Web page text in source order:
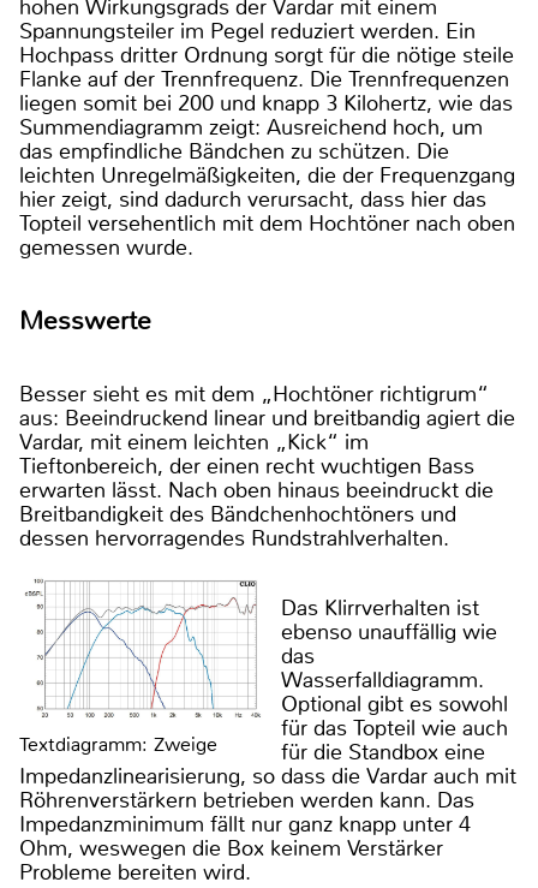
hohen Wirkungsgrads der Vardar mit einem
Spannungsteiler im Pegel reduziert werden. Ein
Hochpass dritter Ordnung sorgt für die nötige steile
Flanke auf der Trennfrequenz. Die Trennfrequenzen
liegen somit bei 200 und knapp 3 Kilohertz, wie das
Summendiagramm zeigt: Ausreichend hoch, um
das empfindliche Bändchen zu schützen. Die
leichten Unregelmäßigkeiten, die der Frequenzgang
hier zeigt, sind dadurch verursacht, dass hier das
Topteil versehentlich mit dem Hochtöner nach oben
gemessen wurde.
Messwerte
Besser sieht es mit dem „Hochtöner richtigrum“
aus: Beeindruckend linear und breitbandig agiert die
Vardar, mit einem leichten „Kick“ im
Tieftonbereich, der einen recht wuchtigen Bass
erwarten lässt. Nach oben hinaus beeindruckt die
Breitbandigkeit des Bändchenhochtöners und
dessen hervorragendes Rundstrahlverhalten.
Textdiagramm: Zweige
Das Klirrverhalten ist
ebenso unauffällig wie
das
Wasserfalldiagramm.
Optional gibt es sowohl
für das Topteil wie auch
für die Standbox eine
Impedanzlinearisierung, so dass die Vardar auch mit
Röhrenverstärkern betrieben werden kann. Das
Impedanzminimum fällt nur ganz knapp unter 4
Ohm, weswegen die Box keinem Verstärker
Probleme bereiten wird.